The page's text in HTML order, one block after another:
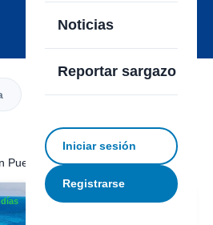
Noticias
Reportar sargazo
Iniciar sesión
Registrarse
Filtrar
Puerto Morelos
días